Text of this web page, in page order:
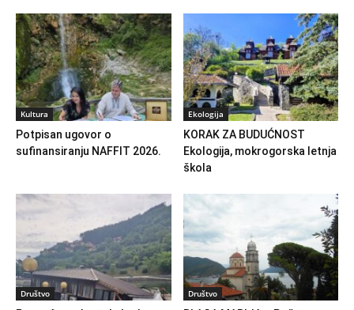
Kultura
Potpisan ugovor o
sufinansiranju NAFFIT 2026.
Ekologija
KORAK ZA BUDUĆNOST
Ekologija, mokrogorska letnja
škola
Društvo Društvo